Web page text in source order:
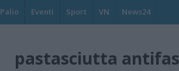
Palio Eventi Sport VN News24
pastasciutta